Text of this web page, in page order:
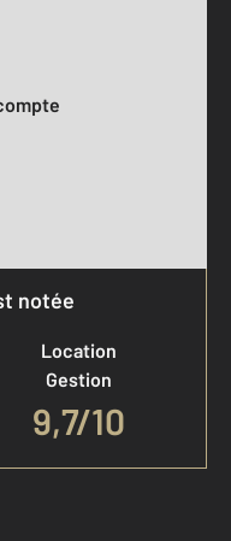
notée
Location
Gestion
9,7/10